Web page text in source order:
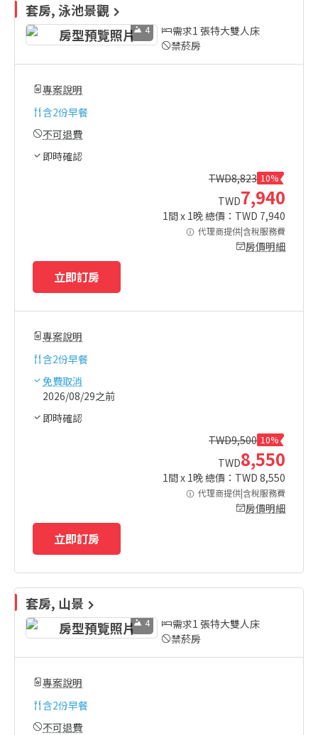
套房, 泳池景觀
4
需求1 張特大雙人床
禁菸房
專案說明
含2份早餐
不可退費
即時確認
TWD8,823 10%
TWD7,940
1間 x 1晚 總價：TWD 7,940
代理商提供|含稅服務費
房價明細
立即訂房
專案說明
含2份早餐
免費取消
2026/08/29之前
即時確認
TWD9,500 10%
TWD8,550
1間 x 1晚 總價：TWD 8,550
代理商提供|含稅服務費
房價明細
立即訂房
套房, 山景
4
需求1 張特大雙人床
禁菸房
專案說明
含2份早餐
不可退費